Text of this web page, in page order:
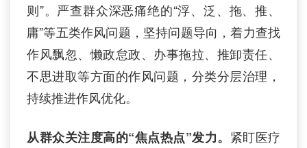
则”。严查群众深恶痛绝的“浮、泛、拖、推、
庸”等五类作风问题，坚持问题导向，着力查找
作风飘忽、懒政怠政、办事拖拉、推卸责任、
不思进取等方面的作风问题，分类分层治理，
持续推进作风优化。
从群众关注度高的“焦点热点”发力。 紧盯医疗